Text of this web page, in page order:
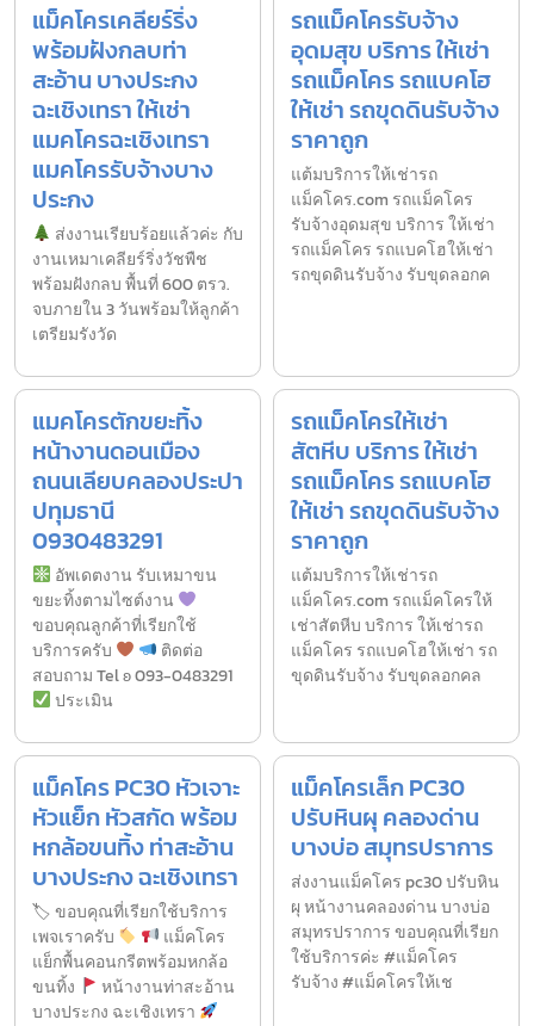
แม็คโครเคลียร์ริ่ง
พร้อมฝังกลบท่า
สะอ้าน บางประกง
ฉะเชิงเทรา ให้เช่า
แมคโครฉะเชิงเทรา
แมคโครรับจ้างบาง
ประกง
ส่งงานเรียบร้อยแล้วค่ะ กับ
งานเหมาเคลียร์ริ่งวัชพืช
พร้อมฝังกลบ พื้นที่ 600 ตรว.
จบภายใน 3 วันพร้อมให้ลูกค้า
เตรียมรังวัด
รถแม็คโครรับจ้าง
อุดมสุข บริการ ให้เช่า
รถแม็คโคร รถแบคโฮ
ให้เช่า รถขุดดินรับจ้าง
ราคาถูก
แต้มบริการให้เช่ารถ
แม็คโคร.com รถแม็คโคร
รับจ้างอุดมสุข บริการ ให้เช่า
รถแม็คโคร รถแบคโฮให้เช่า
รถขุดดินรับจ้าง รับขุดลอกค
แมคโครตักขยะทิ้ง
หน้างานดอนเมือง
ถนนเลียบคลองประปา
ปทุมธานี
0930483291
อัพเดตงาน รับเหมาขน
ขยะทิ้งตามไซต์งาน
ขอบคุณลูกค้าที่เรียกใช้
บริการครับ
ติดต่อ
สอบถาม Tel ʚ 093-0483291
ประเมิน
รถแม็คโครให้เช่า
สัตหีบ บริการ ให้เช่า
รถแม็คโคร รถแบคโฮ
ให้เช่า รถขุดดินรับจ้าง
ราคาถูก
แต้มบริการให้เช่ารถ
แม็คโคร.com รถแม็คโครให้
เช่าสัตหีบ บริการ ให้เช่ารถ
แม็คโคร รถแบคโฮให้เช่า รถ
ขุดดินรับจ้าง รับขุดลอกคล
แม็คโคร PC30 หัวเจาะ
หัวแย็ก หัวสกัด พร้อม
หกล้อขนทิ้ง ท่าสะอ้าน
บางประกง ฉะเชิงเทรา
🏷 ขอบคุณที่เรียกใช้บริการ
เพจเราครับ
แม็คโคร
แย็กพื้นคอนกรีตพร้อมหกล้อ
ขนทิ้ง
หน้างานท่าสะอ้าน
บางประกง ฉะเชิงเทรา
แม็คโครเล็ก PC30
ปรับหินผุ คลองด่าน
บางบ่อ สมุทรปราการ
ส่งงานแม็คโคร pc30 ปรับหิน
ผุ หน้างานคลองด่าน บางบ่อ
สมุทรปราการ ขอบคุณที่เรียก
ใช้บริการค่ะ #แม็คโคร
รับจ้าง #แม็คโครให้เช